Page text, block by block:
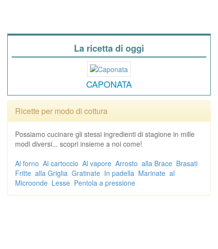
La ricetta di oggi
CAPONATA
Ricette per modo di cottura
Possiamo cucinare gli stessi ingredienti di stagione in mille
modi diversi... scopri insieme a noi come!
Al forno Al cartoccio Al vapore Arrosto alla Brace Brasati
Fritte alla Griglia Gratinate In padella Marinate al
Microonde Lesse Pentola a pressione